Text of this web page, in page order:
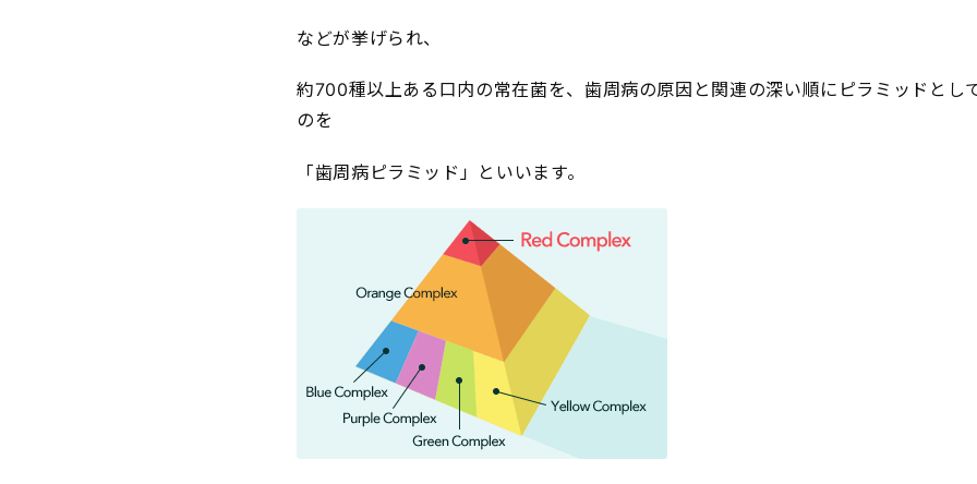
などが挙げられ、
約700種以上ある口内の常在菌を、歯周病の原因と関連の深い順にピラミッドとし
のを
「歯周病ピラミッド」といいます。